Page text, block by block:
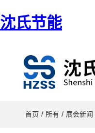
沈氏节能
首页 / 所有 / 展会新闻